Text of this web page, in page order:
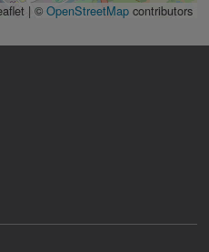
| ©OpenStreetMap contributors